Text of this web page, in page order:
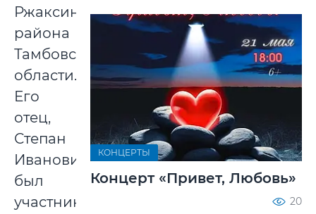
Ржаксинского
района
Тамбовской
области.
Его
отец,
Степан
Иванович,
был
участником
КОНЦЕРТЫ
Концерт «Привет, Любовь»
20